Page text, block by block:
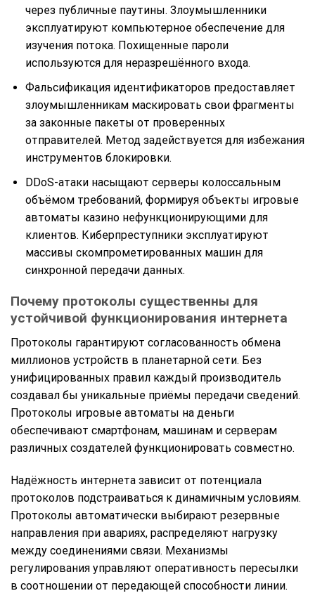
через публичные паутины. Злоумышленники
эксплуатируют компьютерное обеспечение для
изучения потока. Похищенные пароли
используются для неразрешённого входа.
Фальсификация идентификаторов предоставляет
злоумышленникам маскировать свои фрагменты
за законные пакеты от проверенных
отправителей. Метод задействуется для избежания
инструментов блокировки.
DDoS-атаки насыщают серверы колоссальным
объёмом требований, формируя объекты игровые
автоматы казино нефункционирующими для
клиентов. Киберпреступники эксплуатируют
массивы скомпрометированных машин для
синхронной передачи данных.
Почему протоколы существенны для
устойчивой функционирования интернета
Протоколы гарантируют согласованность обмена
миллионов устройств в планетарной сети. Без
унифицированных правил каждый производитель
создавал бы уникальные приёмы передачи сведений.
Протоколы игровые автоматы на деньги
обеспечивают смартфонам, машинам и серверам
различных создателей функционировать совместно.
Надёжность интернета зависит от потенциала
протоколов подстраиваться к динамичным условиям.
Протоколы автоматически выбирают резервные
направления при авариях, распределяют нагрузку
между соединениями связи. Механизмы
регулирования управляют оперативность пересылки
в соотношении от передающей способности линии.